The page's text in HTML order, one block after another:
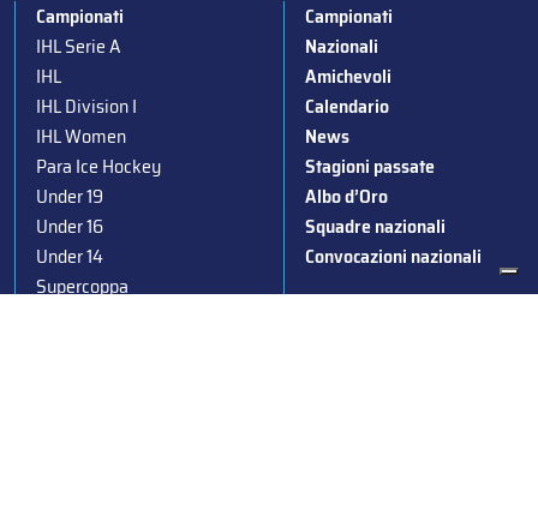
Campionati
IHL Serie A
IHL
IHL Division I
IHL Women
Para Ice Hockey
Under 19
Under 16
Under 14
Supercoppa
Campionati
Nazionali
Amichevoli
Calendario
News
Stagioni passate
Albo d’Oro
Squadre nazionali
Convocazioni nazionali